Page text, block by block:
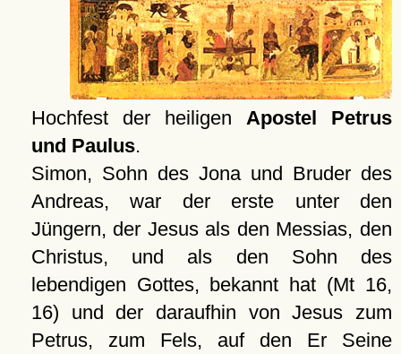
Hochfest der heiligen Apostel Petrus
und Paulus.
Simon, Sohn des Jona und Bruder des
Andreas, war der erste unter den
Jüngern, der Jesus als den Messias, den
Christus, und als den Sohn des
lebendigen Gottes, bekannt hat (Mt 16,
16) und der daraufhin von Jesus zum
Petrus, zum Fels, auf den Er Seine